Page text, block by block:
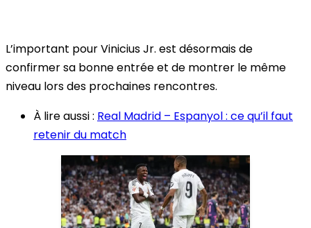
L’important pour Vinicius Jr. est désormais de
confirmer sa bonne entrée et de montrer le même
niveau lors des prochaines rencontres.
À lire aussi : Real Madrid – Espanyol : ce qu’il faut
retenir du match